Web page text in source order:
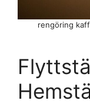
rengöring